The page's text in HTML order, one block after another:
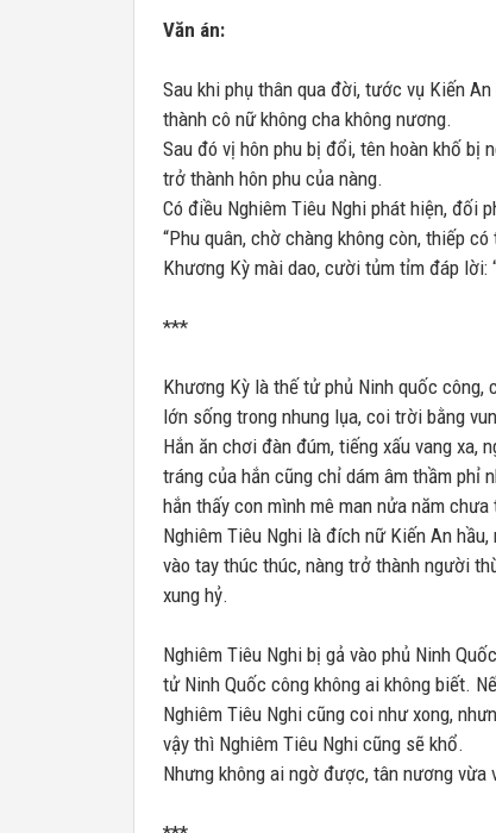
Văn án:
Sau khi phụ thân qua đời, tước vụ Kiến
thành cô nữ không cha không nương.
Sau đó vị hôn phu bị đổi, tên hoàn khố bị
trở thành hôn phu của nàng.
Có điều Nghiêm Tiêu Nghi phát hiện, đối
“Phu quân, chờ chàng không còn, thiếp
Khương Kỳ mài dao, cười tủm tỉm đáp lời:
***
Khương Kỳ là thế tử phủ Ninh quốc công,
lớn sống trong nhung lụa, coi trời bằng
Hắn ăn chơi đàn đúm, tiếng xấu vang
tráng của hắn cũng chỉ dám âm thầm phỉ
hắn thấy con mình mê man nửa năm
Nghiêm Tiêu Nghi là đích nữ Kiến An
vào tay thúc thúc, nàng trở thành người
xung hỷ.
Nghiêm Tiêu Nghi bị gả vào phủ Ninh
tử Ninh Quốc công không ai không biết.
Nghiêm Tiêu Nghi cũng coi như xong,
vậy thì Nghiêm Tiêu Nghi cũng sẽ khổ.
Nhưng không ai ngờ được, tân nương